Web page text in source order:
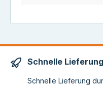
Schnelle Lieferung
Schnelle Lieferung